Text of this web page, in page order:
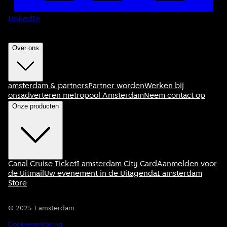
LinkedIn
Over ons
amsterdam & partnersPartner wordenWerken bij
onsadverteren metropool AmsterdamNeem contact op
Onze producten
Canal Cruise TicketI amsterdam City CardAanmelden voor
de Uitmail Uw evenement in de UitagendaI amsterdam
Store
© 2025 I amsterdam
Cookieverklaring